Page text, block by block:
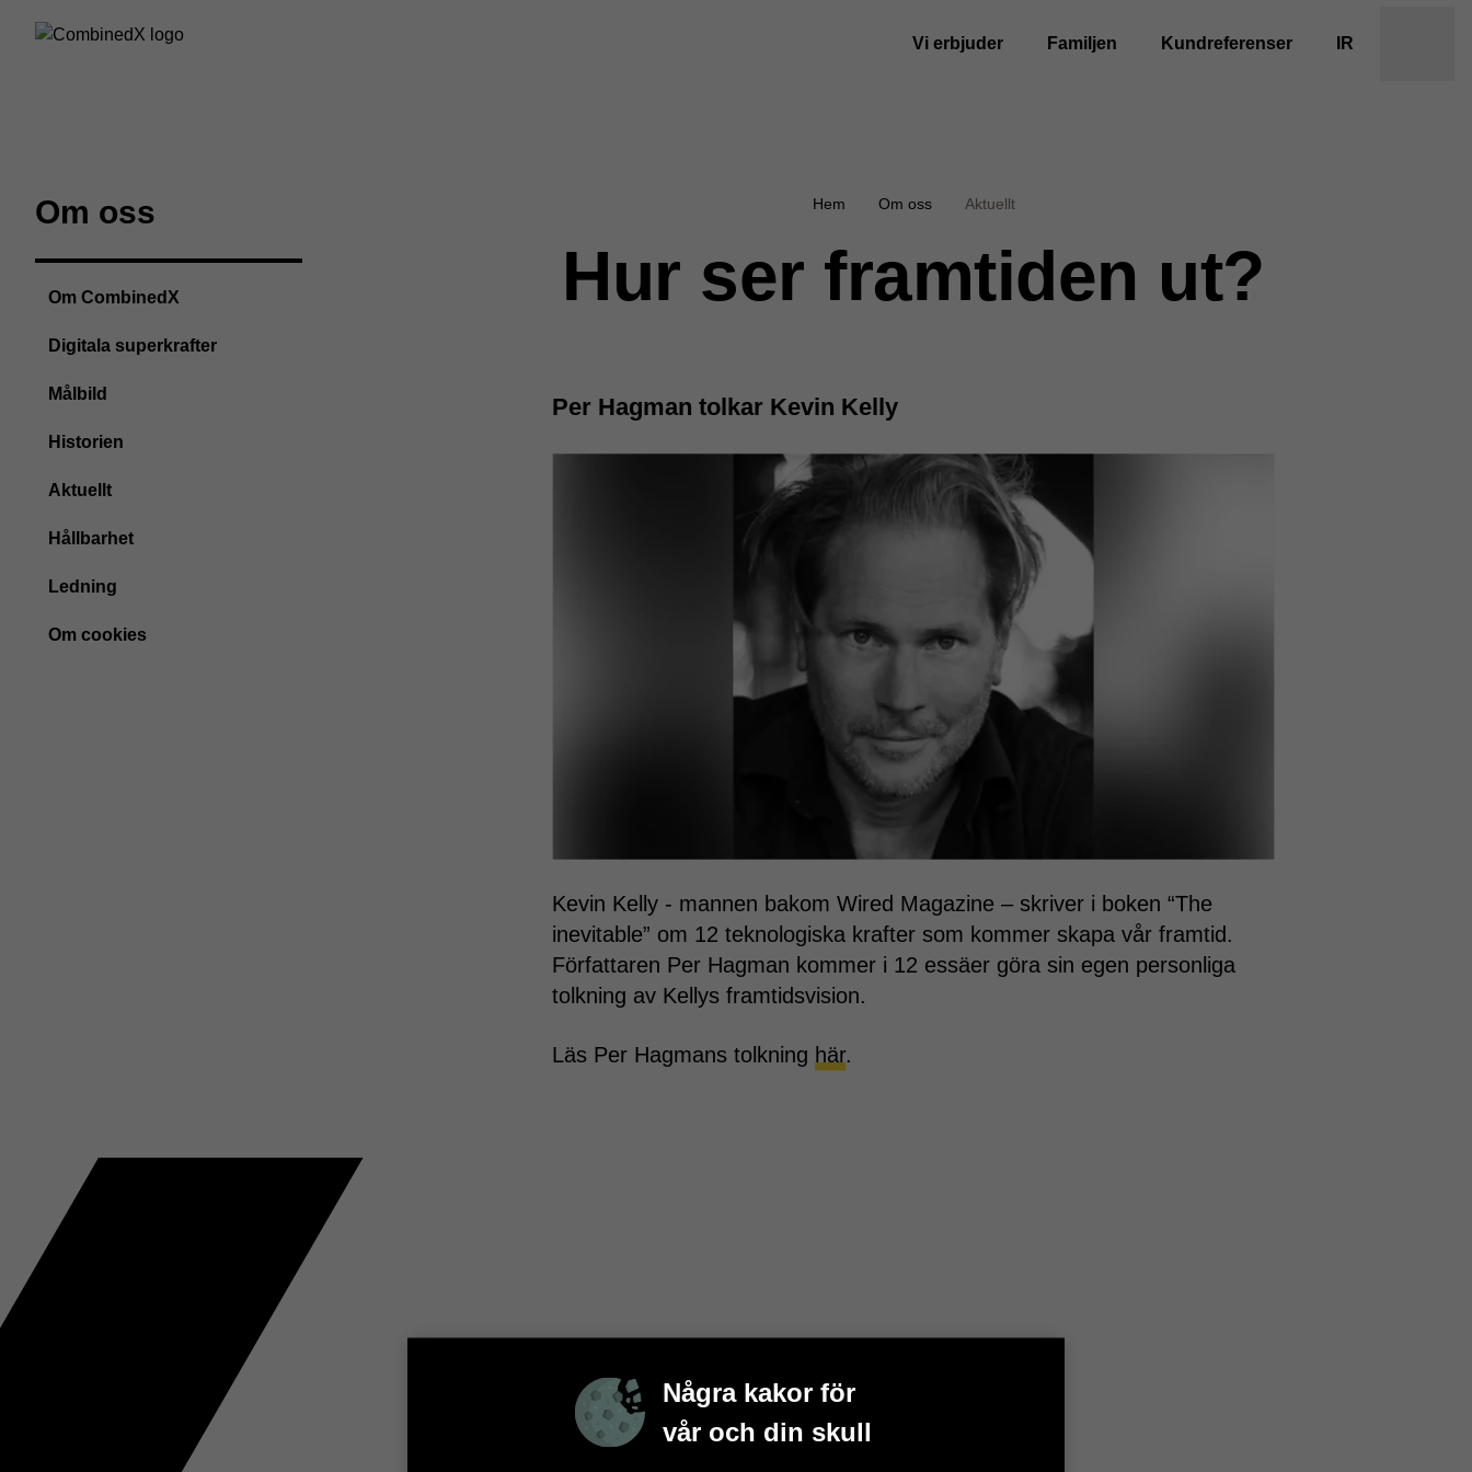
Några kakor för
vår och din skull
Vi erbjuder Familjen Kundreferenser IR
Om oss
Om CombinedX
Digitala superkrafter
Målbild
Historien
Aktuellt
Hållbarhet
Ledning
Om cookies
Hem Om oss Aktuellt
Hur ser framtiden ut?
Per Hagman tolkar Kevin Kelly
Kevin Kelly - mannen bakom Wired Magazine – skriver i boken “The
inevitable” om 12 teknologiska krafter som kommer skapa vår framtid.
Författaren Per Hagman kommer i 12 essäer göra sin egen personliga
tolkning av Kellys framtidsvision.
Läs Per Hagmans tolkning här.